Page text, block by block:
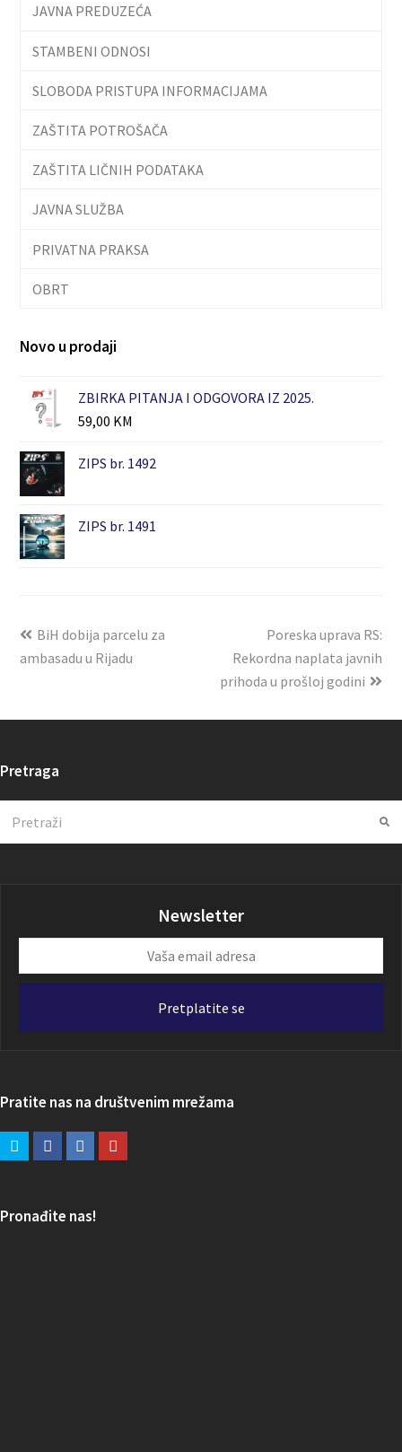
JAVNA PREDUZEĆA
STAMBENI ODNOSI
SLOBODA PRISTUPA INFORMACIJAMA
ZAŠTITA POTROŠAČA
ZAŠTITA LIČNIH PODATAKA
JAVNA SLUŽBA
PRIVATNA PRAKSA
OBRT
Novo u prodaji
ZBIRKA PITANJA I ODGOVORA IZ 2025.
59,00 KM
ZIPS br. 1492
ZIPS br. 1491
BiH dobija parcelu za
ambasadu u Rijadu
Poreska uprava RS:
Rekordna naplata javnih
prihoda u prošloj godini
Pretraga
Newsletter
email
Pretplatite se
Pratite nas na društvenim mrežama
Pronađite nas!